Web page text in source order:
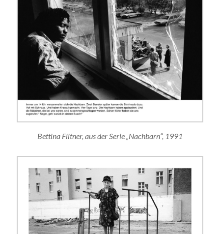
Bettina Flitner, aus der Serie „Nachbarn“, 1991